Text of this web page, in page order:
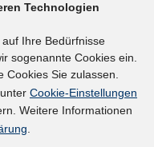
Technologien
Ihre Bedürfnisse
sogenannte Cookies ein.
Cookies Sie zulassen.
Cookie-Einstellungen
Weitere Informationen
.